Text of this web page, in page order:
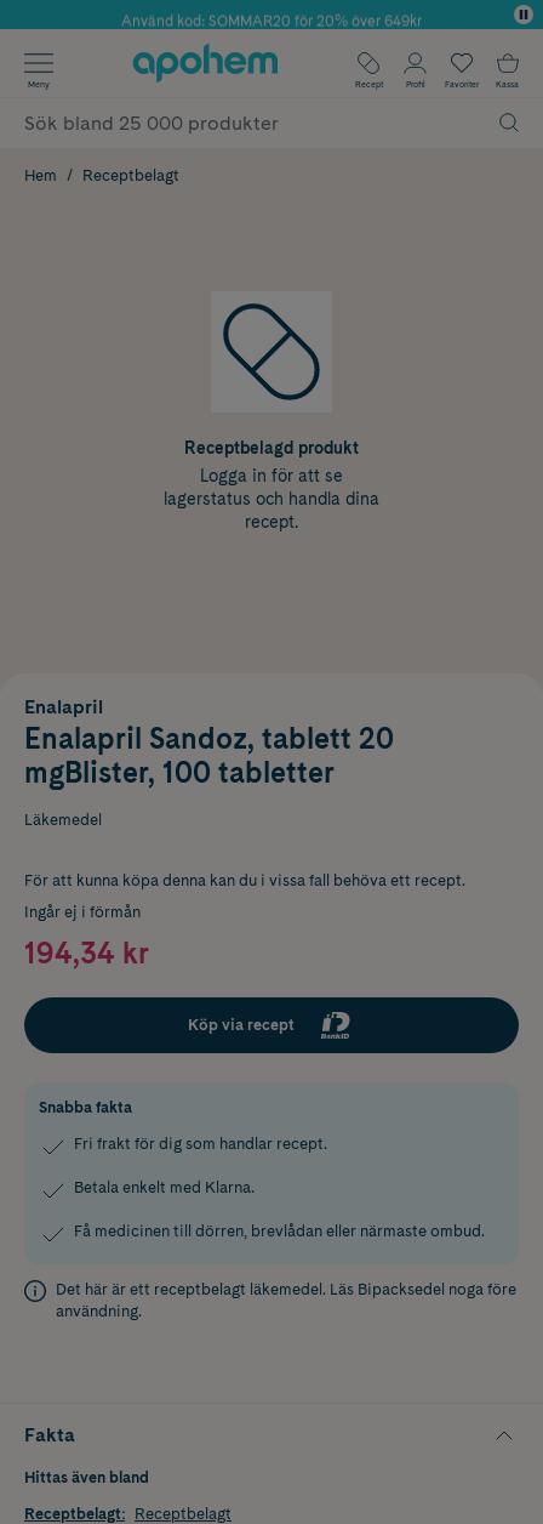
Årets Butik 2025 inom Skönhet
Använd kod: SOMMAR20 för 20% över 649kr
✓ Fri frakt
✓ Poäng på alla köp*
Meny Recept Profil Favoriter Kassa
Hem Receptbelagt
Receptbelagd produkt
Logga in för att se
lagerstatus och handla dina
recept.
Enalapril
Enalapril Sandoz, tablett 20
mgBlister, 100 tabletter
Läkemedel
För att kunna köpa denna kan du i vissa fall behöva ett recept.
Ingår ej i förmån
194,34 kr
Köp via recept
Snabba fakta
Fri frakt för dig som handlar recept.
Betala enkelt med Klarna.
Få medicinen till dörren, brevlådan eller närmaste ombud.
Det här är ett receptbelagt läkemedel. Läs Bipacksedel noga före
användning.
Fakta
Hittas även bland
Receptbelagt: Receptbelagt